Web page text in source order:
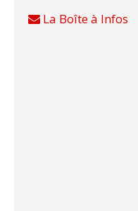
La Boîte à Infos